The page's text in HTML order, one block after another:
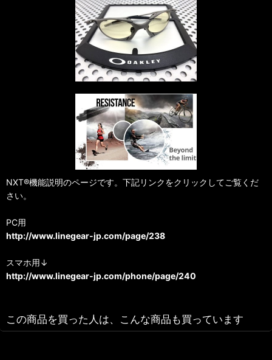
NXT®機能説明のページです。下記リンクをクリックしてご覧くだ
さい。
PC用
http://www.linegear-jp.com/page/238
スマホ用↓
http://www.linegear-jp.com/phone/page/240
この商品を買った人は、こんな商品も買っています